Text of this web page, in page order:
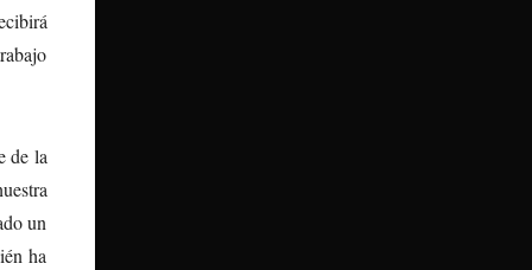
de la
un
ha